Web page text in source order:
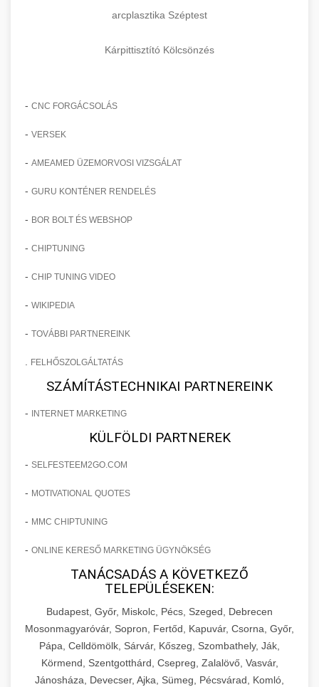
arcplasztika Széptest
Kárpittisztító Kölcsönzés
- CNC FORGÁCSOLÁS
- VERSEK
- AMEAMED ÜZEMORVOSI VIZSGÁLAT
- GURU KONTÉNER RENDELÉS
- BOR BOLT ÉS WEBSHOP
- CHIPTUNING
- CHIP TUNING VIDEO
- WIKIPEDIA
- TOVÁBBI PARTNEREINK
FELHŐSZOLGÁLTATÁS
SZÁMÍTÁSTECHNIKAI PARTNEREINK
- INTERNET MARKETING
KÜLFÖLDI PARTNEREK
- SELFESTEEM2GO.COM
- MOTIVATIONAL QUOTES
- MMC CHIPTUNING
- ONLINE KERESŐ MARKETING ÜGYNÖKSÉG
TANÁCSADÁS A KÖVETKEZŐ
TELEPÜLÉSEKEN:
Budapest, Győr, Miskolc, Pécs, Szeged, Debrecen
Mosonmagyaróvár, Sopron, Fertőd, Kapuvár, Csorna, Győr,
Pápa, Celldömölk, Sárvár, Kőszeg, Szombathely, Ják,
Körmend, Szentgotthárd, Csepreg, Zalalövő, Vasvár,
Jánosháza, Devecser, Ajka, Sümeg, Pécsvárad, Komló,